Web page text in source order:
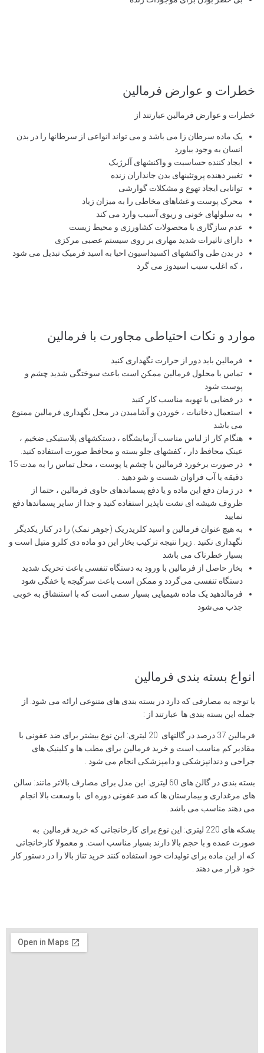
خطرات و عوارض فرمالین
خطرات و عوارض فرمالین عبارتند از
یک ماده‌ سرطان زا می باشد و می تواند انواعی از سرطانها را در بدن
انسان به وجود بیاورد
ایجاد کننده حساسیت و واکنشهای آلرژیک
تغییر دهنده پروتئینهای بدن جانداران زنده
توانایی ایجاد تهوع و مشکلات گوارشی
محرک پوست و غشاهای مخاطی را به میزان زیاد
به سلولهای خونی و ریوی آسیب وارد می کند
عدم سازگاری با محصولات کشاورزی و محیط زیست
دارای تاثیرات شدید مهاری بر روی سیستم عصبی مرکزی
در بدن طی واکنشهای اکسیداسیون احیا به اسید فرمیک تبدیل می شود
، که اغلب سبب اسیدوز می گرد
موارد و نکات احتیاطی مجاورت با فرمالین
فرمالین باید دور از حرارت نگهداری کنید
تماس با محلول فرمالین ممکن است باعث سوختگی شدید چشم و
پوست شود
در فضایی با تهویه مناسب کار کنید
استعمال دخانیات ، خوردن و آشامیدن در محل نگهداری فرمالین ممنوع
می باشد
هنگام کار از لباس مناسب آزمایشگاه ، دستکشهای پلاستیکی ضخیم ،
عینک محافظ دار ، کفشهای جلو بسته و محافظ صورت استفاده کنید.
در صورت برخورد فرمالین با چشم یا پوست ، محل تماس را به مدت 15
دقیقه با آب فراوان شست و شو دهید .
در زمان دفع این ماده و یا دفع پسماندهای حاوی فرمالین ، حتما از
ظروف شیشه ای نشت ناپذیر استفاده کنید و جدا از سایر پسماندها دفع
نمایید
به هیچ عنوان فرمالین و اسید کلریدریک (جوهر نمک) را در کنار یکدیگر
نگهداری نکنید . زیرا نتیجه ترکیب بخار این دو ماده دی کلرو متیل است و
بسیار خطرناک می باشد
بخار حاصل از فرمالین با ورود به دستگاه تنفسی باعث تحریک شدید
دستگاه تنفسی می‌گردد و ممکن است باعث سرگیجه یا خفگی شود
فرمالدهید یک ماده شیمیایی بسیار سمی است که با استنشاق به خوبی
جذب می‌شود
انواع بسته بندی فرمالین
با توجه به مصارفی که دارد در بسته بندی های متنوعی ارائه می شود. از
جمله این بسته بندی ها عبارتند از :
فرمالین 37 درصد در گالنهای 20 لیتری: این نوع بیشتر برای ضد عفونی با
مقادیر کم مناسب است و خرید فرمالین برای مطب ها و کلینیک های
جراحی و دندانپزشکی و دامپزشکی انجام می شود .
بسته بندی در گالن های 60 لیتری: این مدل برای مصارف بالاتر مانند: سالن
های مرغداری و بیمارستان ها که ضد عفونی دوره ای با وسعت بالا انجام
می دهند مناسب می باشد .
بشکه های 220 لیتری: این نوع برای کارخانجاتی که خرید فرمالین به
صورت عمده و با حجم بالا دارند بسیار مناسب است. و معمولا کارخانجاتی
که از این ماده برای تولیدات خود استفاده کنند خرید تناژ بالا را در دستور کار
خود قرار می دهند .